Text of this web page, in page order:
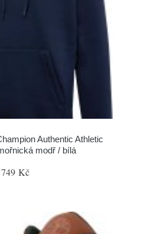
Authentic Athletic
modř / bílá
Kč